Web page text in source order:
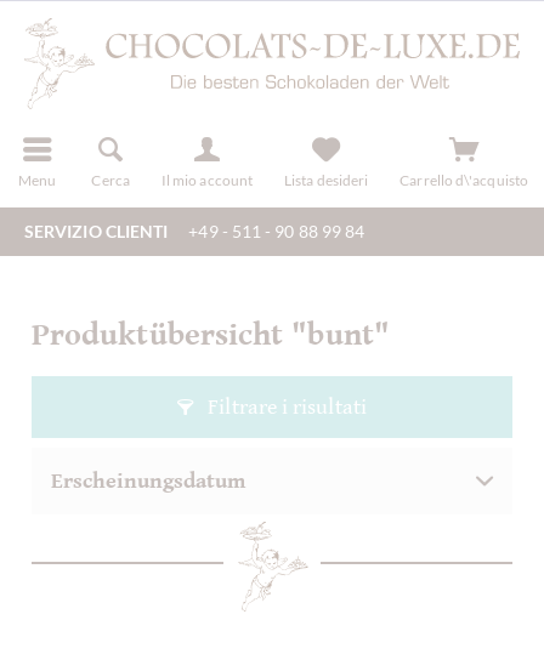
Menu Cerca Il mio account
registra Lista desideri Carrello d\'acquisto
SERVIZIO CLIENTI +49 - 511 - 90 88 99 84
Produktübersicht "bunt"
Filtrare i risultati